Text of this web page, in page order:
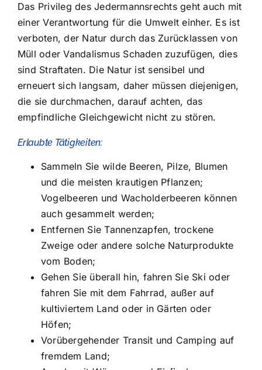
Das Privileg des Jedermannsrechts geht auch mit
einer Verantwortung für die Umwelt einher. Es ist
verboten, der Natur durch das Zurücklassen von
Müll oder Vandalismus Schaden zuzufügen, dies
sind Straftaten. Die Natur ist sensibel und
erneuert sich langsam, daher müssen diejenigen,
die sie durchmachen, darauf achten, das
empfindliche Gleichgewicht nicht zu stören.
Erlaubte Tätigkeiten:
Sammeln Sie wilde Beeren, Pilze, Blumen
und die meisten krautigen Pflanzen;
Vogelbeeren und Wacholderbeeren können
auch gesammelt werden;
Entfernen Sie Tannenzapfen, trockene
Zweige oder andere solche Naturprodukte
vom Boden;
Gehen Sie überall hin, fahren Sie Ski oder
fahren Sie mit dem Fahrrad, außer auf
kultiviertem Land oder in Gärten oder
Höfen;
Vorübergehender Transit und Camping auf
fremdem Land;